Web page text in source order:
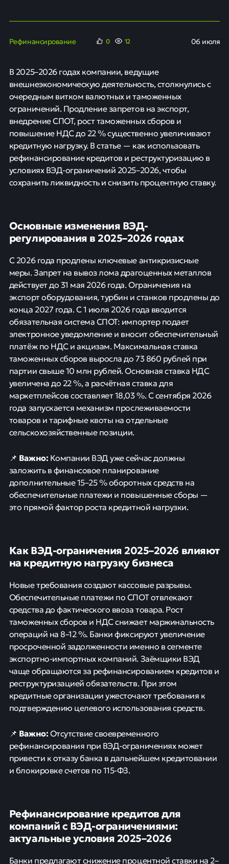
Рефинансирование 0 12 06 июля
В 2025–2026 годах компании, ведущие
внешнеэкономическую деятельность, столкнулись с
очередным витком валютных и таможенных
ограничений. Продление запретов на экспорт,
внедрение СПОТ, рост таможенных сборов и
повышение НДС до 22 % существенно увеличивают
кредитную нагрузку. В статье — как использовать
рефинансирование кредитов и реструктуризацию в
условиях ВЭД-ограничений 2025–2026, чтобы
сохранить ликвидность и снизить процентную ставку.
Основные изменения ВЭД-
регулирования в 2025–2026 годах
С 2026 года продлены ключевые антикризисные
меры. Запрет на вывоз лома драгоценных металлов
действует до 31 мая 2026 года. Ограничения на
экспорт оборудования, турбин и станков продлены до
конца 2027 года. С 1 июля 2026 года вводится
обязательная система СПОТ: импортер подает
электронное уведомление и вносит обеспечительный
платёж по НДС и акцизам. Максимальная ставка
таможенных сборов выросла до 73 860 рублей при
партии свыше 10 млн рублей. Основная ставка НДС
увеличена до 22 %, а расчётная ставка для
маркетплейсов составляет 18,03 %. С сентября 2026
года запускается механизм прослеживаемости
товаров и тарифные квоты на отдельные
сельскохозяйственные позиции.
📌 Важно: Компании ВЭД уже сейчас должны
заложить в финансовое планирование
дополнительные 15–25 % оборотных средств на
обеспечительные платежи и повышенные сборы —
это прямой фактор роста кредитной нагрузки.
Как ВЭД-ограничения 2025–2026 влияют
на кредитную нагрузку бизнеса
Новые требования создают кассовые разрывы.
Обеспечительные платежи по СПОТ отвлекают
средства до фактического ввоза товара. Рост
таможенных сборов и НДС снижает маржинальность
операций на 8–12 %. Банки фиксируют увеличение
просроченной задолженности именно в сегменте
экспортно-импортных компаний. Заёмщики ВЭД
чаще обращаются за рефинансированием кредитов и
реструктуризацией обязательств. При этом
кредитные организации ужесточают требования к
подтверждению целевого использования средств.
📌 Важно:Отсутствие своевременного
рефинансирования при ВЭД-ограничениях может
привести к отказу банка в дальнейшем кредитовании
и блокировке счетов по 115-ФЗ.
Рефинансирование кредитов для
компаний с ВЭД-ограничениями:
актуальные условия 2025–2026
Банки предлагают снижение процентной ставки на 2–